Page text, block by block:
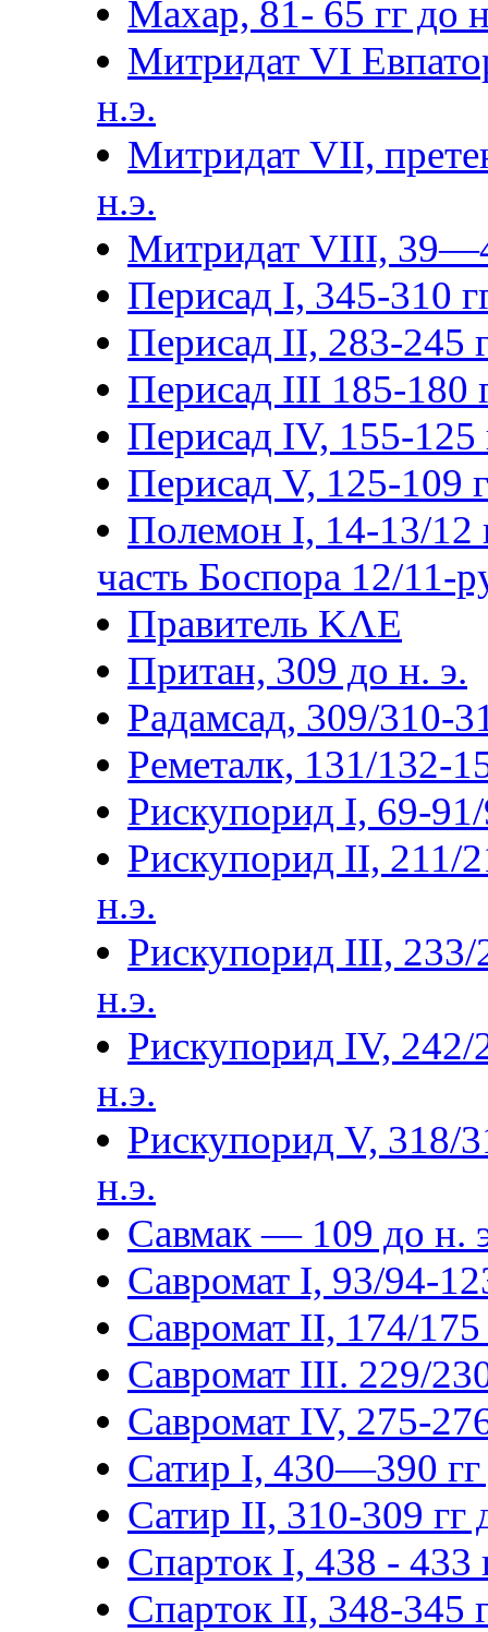
Махар, 81- 65 гг до
Митридат VI
н.э.
Митридат VII,
н.э.
Митридат VIII,
Перисад I, 345-310
Перисад II, 283-245
Перисад III 185-180
Перисад IV, 155-125
Перисад V, 125-109
Полемон I, 14-13/12
часть Боспора 12/11-
Правитель ΚΛΕ
Притан, 309 до н. э.
Радамсад, 309/310-
Реметалк, 131/132-
Рискупорид I, 69-91/
Рискупорид II, 211/
н.э.
Рискупорид III, 233/
н.э.
Рискупорид IV, 242/
н.э.
Рискупорид V, 318/
н.э.
Савмак — 109 до н.
Савромат I, 93/94-
Савромат II, 174/175
Савромат III. 229/
Савромат IV, 275-
Сатир I, 430—390 гг
Сатир II, 310-309 гг
Спарток I, 438 - 433
Спарток II, 348-345